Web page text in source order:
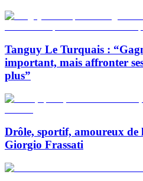
Tanguy Le Turquais :
important, mais affronter
plus”
Drôle, sportif, amoureux de
Giorgio Frassati